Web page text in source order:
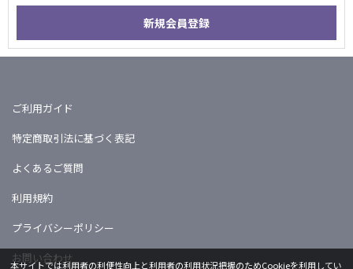
ご利用ガイド
特定商取引法に基づく表記
よくあるご質問
利用規約
プライバシーポリシー
お問い合わせ
本サイトでは利用者の利便性向上と利用者の利用状況把握のためCookieを利用してい